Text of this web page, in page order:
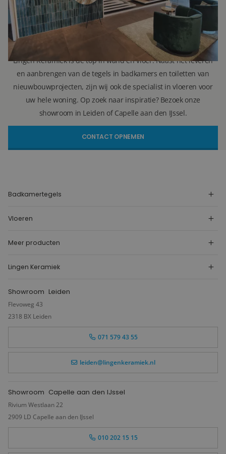
(Leiden) (Capelle aan den IJssel)
info@lingenkeramiek.nl
Lingen Keramiek is de top in wand en vloer. Naast het leveren
en aanbrengen van de tegels in badkamers en toiletten van
nieuwbouwprojecten, zijn wij ook de specialist in vloeren voor
uw hele woning. Op zoek naar inspiratie? Bezoek onze
showroom in Leiden of Capelle aan den IJssel.
CONTACT OPNEMEN
Badkamertegels
Vloeren
Meer producten
Lingen Keramiek
Showroom Leiden
Flevoweg 43
2318 BX Leiden
071 579 43 55
leiden@lingenkeramiek.nl
Showroom Capelle aan den IJssel
Rivium Westlaan 22
2909 LD Capelle aan den IJssel
010 202 15 15